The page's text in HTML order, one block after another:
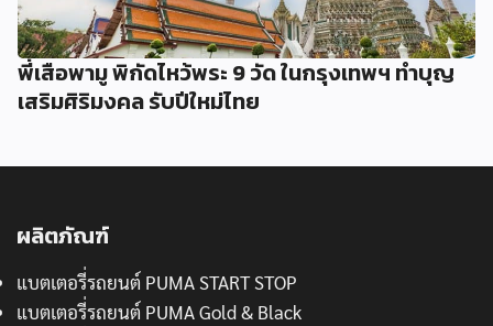
พี่เสือพามู พิกัดไหว้พระ 9 วัด ในกรุงเทพฯ ทำบุญ
เสริมศิริมงคล รับปีใหม่ไทย
ผลิตภัณฑ์
แบตเตอรี่รถยนต์ PUMA START STOP
แบตเตอรี่รถยนต์ PUMA Gold & Black